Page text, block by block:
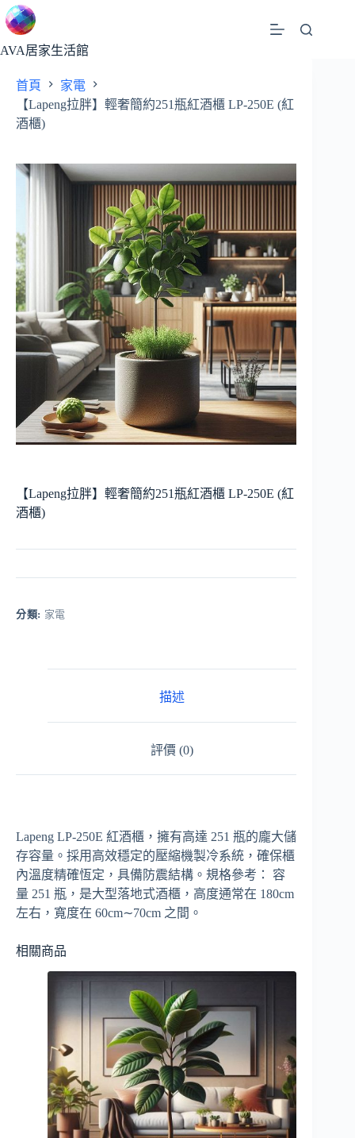
跳
至
主
AVA居家生活館
首頁
家電
【Lapeng拉胖】輕奢簡約251瓶紅酒櫃 LP-250E (紅
酒櫃)
【Lapeng拉胖】輕奢簡約251瓶紅酒櫃 LP-250E (紅
酒櫃)
分類: 家電
描述
評價 (0)
Lapeng LP-250E 紅酒櫃，擁有高達 251 瓶的龐大儲
存容量。採用高效穩定的壓縮機製冷系統，確保櫃
內溫度精確恆定，具備防震結構。規格參考： 容
量 251 瓶，是大型落地式酒櫃，高度通常在 180cm
左右，寬度在 60cm∼70cm 之間。
相關商品